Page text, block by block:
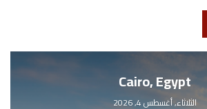
Cairo, Egypt
الثلاثاء, أغسطس 4, 2026